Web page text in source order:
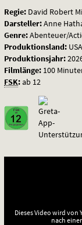
Regie: David Robert
Darsteller:Anne
Genre:Abenteuer/
Produktionsland: USA
Produktionsjahr:
Filmlänge: 100
FSK:ab 12
Dieses Video wird
nach